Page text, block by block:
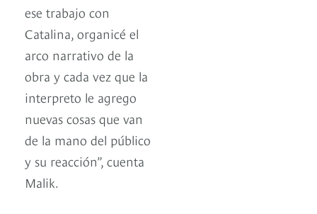
ese trabajo con
Catalina, organicé el
arco narrativo de la
obra y cada vez que la
interpreto le agrego
nuevas cosas que van
de la mano del público
y su reacción”, cuenta
Malik.